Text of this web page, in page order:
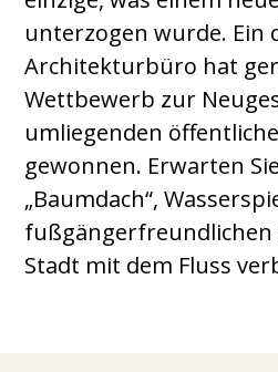
unterzogen wurde. Ein
Architekturbüro hat
Wettbewerb zur
umliegenden
gewonnen. Erwarten
„Baumdach“,
fußgängerfreundlichen
Stadt mit dem Fluss